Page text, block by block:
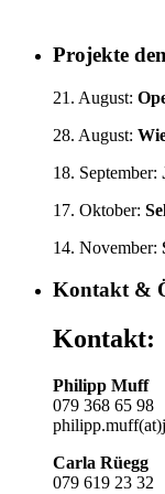
Projekte
21. August:
28. August:
18. September:
17. Oktober:
14. November:
Kontakt &
Kontakt:
Philipp Muff
079 368 65 98
Carla Rüegg
079 619 23 32